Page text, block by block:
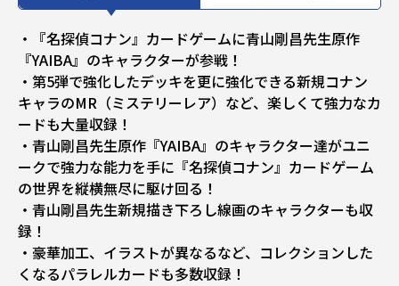
・『名探偵コナン』カードゲームに青山剛昌先生原作
『YAIBA』のキャラクターが参戦！
・第5弾で強化したデッキを更に強化できる新規コナン
キャラのMR（ミステリーレア）など、楽しくて強力なカ
ードも大量収録！
・青山剛昌先生原作『YAIBA』のキャラクター達がユニ
ークで強力な能力を手に『名探偵コナン』カードゲーム
の世界を縦横無尽に駆け回る！
・青山剛昌先生新規描き下ろし線画のキャラクターも収
録！
・豪華加工、イラストが異なるなど、コレクションした
くなるパラレルカードも多数収録！